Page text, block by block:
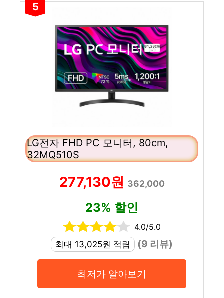
5
LG전자 FHD PC 모니터, 80cm,
32MQ510S
277,130원362,000
23% 할인
4.0/5.0
최대 13,025원 적립
(9 리뷰)
최저가 알아보기